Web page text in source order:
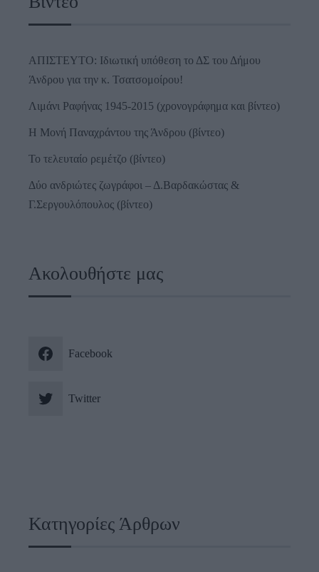
ΑΠΙΣΤΕΥΤΟ: Ιδιωτική υπόθεση το ΔΣ του Δήμου
Άνδρου για την κ. Τσατσομοίρου!
Λιμάνι Ραφήνας 1945-2015 (χρονογράφημα και βίντεο)
Η Μονή Παναχράντου της Άνδρου (βίντεο)
Το τελευταίο ρεμέτζο (βίντεο)
Δύο ανδριώτες ζωγράφοι – Δ.Βαρδακώστας &
Γ.Σεργουλόπουλος (βίντεο)
Ακολουθήστε μας
Facebook
Twitter
Κατηγορίες Άρθρων